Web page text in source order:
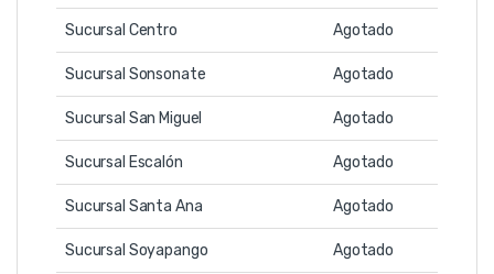
Sucursal Centro Agotado
Sucursal Sonsonate Agotado
Sucursal San Miguel Agotado
Sucursal Escalón Agotado
Sucursal Santa Ana Agotado
Sucursal Soyapango Agotado